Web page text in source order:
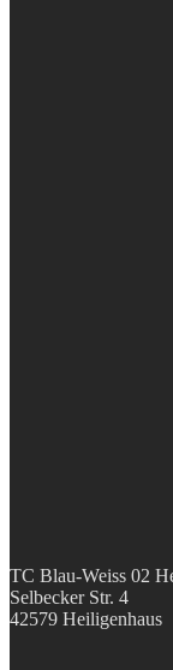
TC Blau-Weiss 02
Selbecker Str. 4
42579 Heiligenhaus